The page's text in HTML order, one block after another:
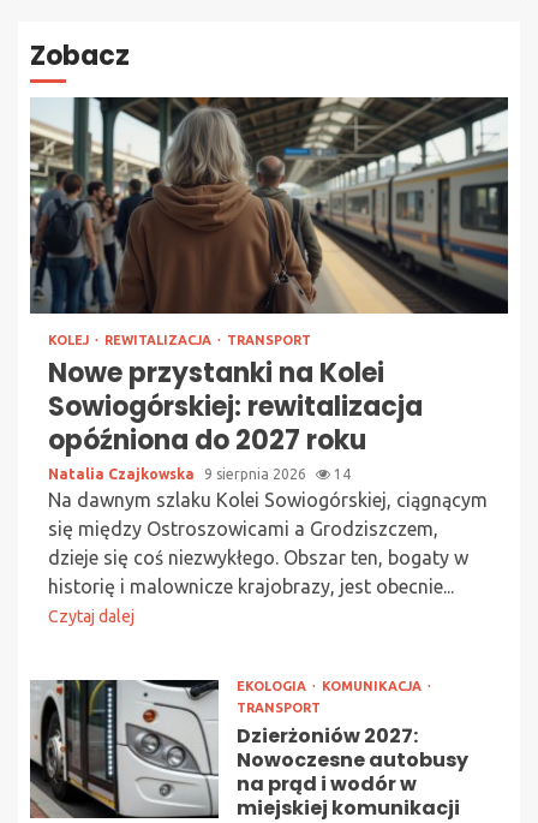
Zobacz
KOLEJ REWITALIZACJA TRANSPORT
Nowe przystanki na Kolei
Sowiogórskiej: rewitalizacja
opóźniona do 2027 roku
Natalia Czajkowska 9 sierpnia 2026 14
Na dawnym szlaku Kolei Sowiogórskiej, ciągnącym
się między Ostroszowicami a Grodziszczem,
dzieje się coś niezwykłego. Obszar ten, bogaty w
historię i malownicze krajobrazy, jest obecnie...
Czytaj dalej
EKOLOGIA
KOMUNIKACJA
TRANSPORT
Dzierżoniów 2027:
Nowoczesne autobusy
na prąd i wodór w
miejskiej komunikacji